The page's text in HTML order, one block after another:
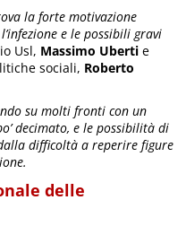
la forte motivazione
e le possibili gravi
Usl, Massimo Uberti e
sociali, Roberto
su molti fronti con un
decimato, e le possibilità di
difficoltà a reperire figure
delle